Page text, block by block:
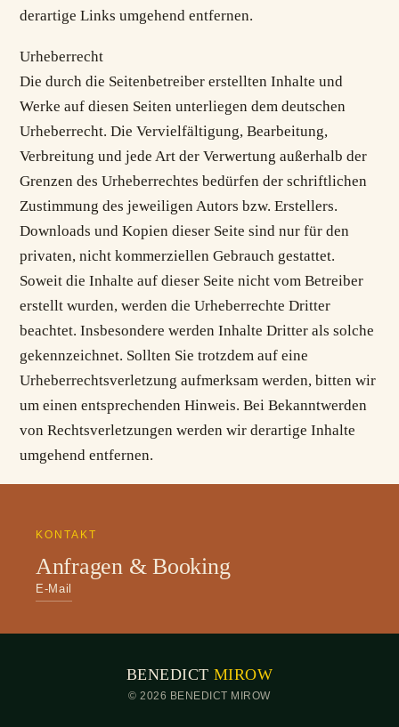
derartige Links umgehend entfernen.
Urheberrecht
Die durch die Seitenbetreiber erstellten Inhalte und
Werke auf diesen Seiten unterliegen dem deutschen
Urheberrecht. Die Vervielfältigung, Bearbeitung,
Verbreitung und jede Art der Verwertung außerhalb der
Grenzen des Urheberrechtes bedürfen der schriftlichen
Zustimmung des jeweiligen Autors bzw. Erstellers.
Downloads und Kopien dieser Seite sind nur für den
privaten, nicht kommerziellen Gebrauch gestattet.
Soweit die Inhalte auf dieser Seite nicht vom Betreiber
erstellt wurden, werden die Urheberrechte Dritter
beachtet. Insbesondere werden Inhalte Dritter als solche
gekennzeichnet. Sollten Sie trotzdem auf eine
Urheberrechtsverletzung aufmerksam werden, bitten wir
um einen entsprechenden Hinweis. Bei Bekanntwerden
von Rechtsverletzungen werden wir derartige Inhalte
umgehend entfernen.
KONTAKT
Anfragen & Booking
E-Mail
BENEDICT MIROW
© 2026 BENEDICT MIROW